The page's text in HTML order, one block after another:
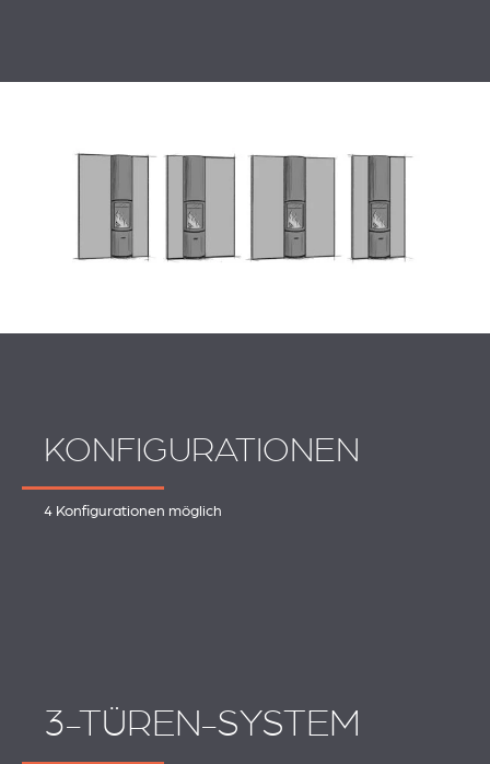
KONFIGURATIONEN
4 Konfigurationen möglich
3-TÜREN-SYSTEM